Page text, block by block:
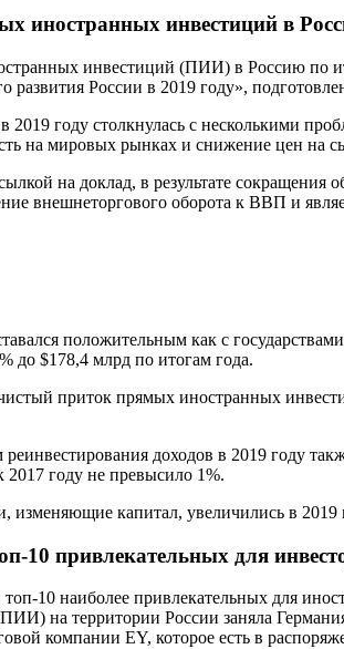
иностранных инвестиций в
инвестиций (ПИИ) в Россию по
развития России в 2019 году»,
году столкнулась с несколькими
на мировых рынках и снижение цен на
на доклад, в результате
внешнеторгового оборота к ВВП и
положительным как с
до $178,4 млрд по итогам года.
приток прямых иностранных
доходов в 2019 году
году не превысило 1%.
изменяющие капитал, увеличились в
10 привлекательных для
10 наиболее привлекательных для
на территории России заняла
компании EY, которое есть в